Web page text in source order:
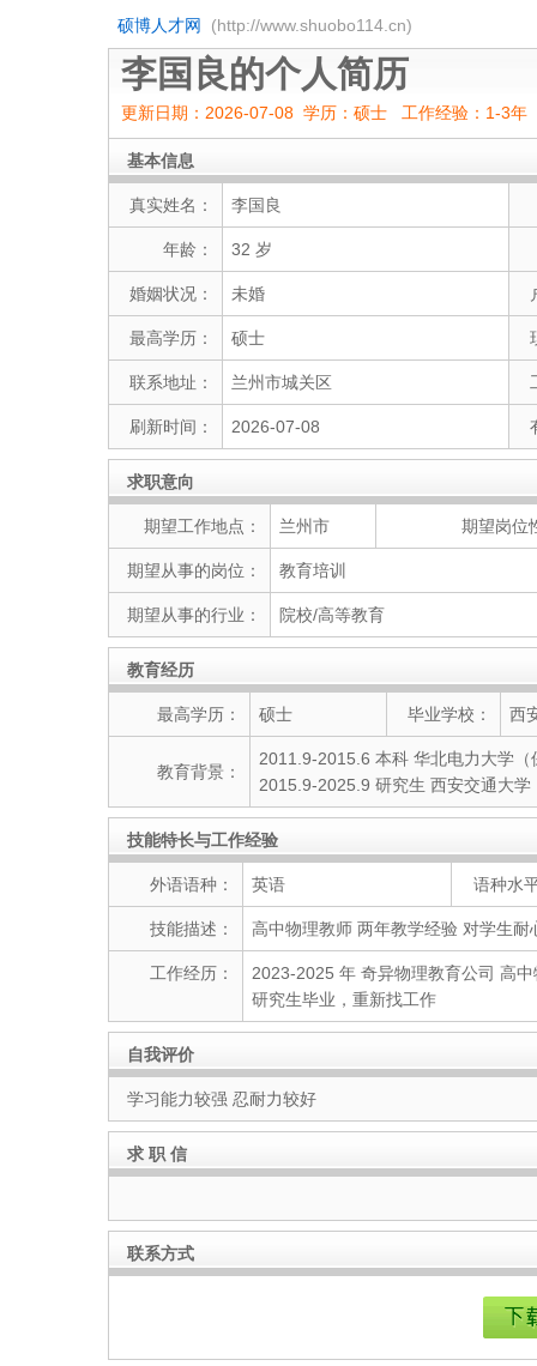
硕博人才网 (http://www.shuobo114.cn)
李国良的个人简历
更新日期：2026-07-08 学历：硕士 工作经验：1-3年
基本信息
真实姓名： 李国良
年龄： 32 岁
婚姻状况： 未婚
最高学历： 硕士
联系地址： 兰州市城关区
刷新时间： 2026-07-08
求职意向
期望工作地点： 兰州市 期望岗位
期望从事的岗位： 教育培训
期望从事的行业： 院校/高等教育
教育经历
最高学历： 硕士 毕业学校： 西
教育背景：
2011.9-2015.6 本科 华北电力大学（
2015.9-2025.9 研究生 西安交通大学
技能特长与工作经验
外语语种： 英语 语种水
技能描述： 高中物理教师 两年教学经验 对学生耐
工作经历：
2023-2025 年 奇异物理教育公司 高
研究生毕业，重新找工作
自我评价
学习能力较强 忍耐力较好
求 职 信
联系方式